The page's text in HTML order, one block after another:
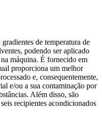
gradientes de temperatura de
podendo ser aplicado
máquina. É fornecido em
proporciona um melhor
e, consequentemente,
e/ou a sua contaminação por
Além disso, são
seis recipientes acondicionados